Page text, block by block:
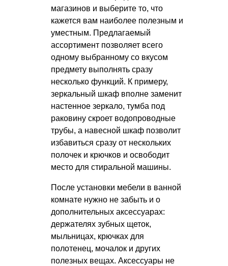
магазинов и выберите то, что
кажется вам наиболее полезным и
уместным. Предлагаемый
ассортимент позволяет всего
одному выбранному со вкусом
предмету выполнять сразу
несколько функций. К примеру,
зеркальный шкаф вполне заменит
настенное зеркало, тумба под
раковину скроет водопроводные
трубы, а навесной шкаф позволит
избавиться сразу от нескольких
полочек и крючков и освободит
место для стиральной машины.
После установки мебели в ванной
комнате нужно не забыть и о
дополнительных аксессуарах:
держателях зубных щеток,
мыльницах, крючках для
полотенец, мочалок и других
полезных вещах. Аксессуары не